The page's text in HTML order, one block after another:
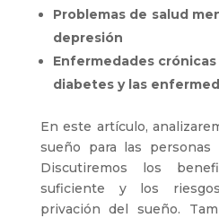
Problemas de salud
depresión
Enfermedades
diabetes y las
En este artículo,
sueño para las personas
Discutiremos los
suficiente y los
privación del sueño.